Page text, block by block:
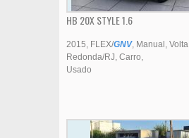
HB 20X STYLE 1.6
2015 FLEX/GNV Manual
Volta
Redonda/RJ Carro
Usado